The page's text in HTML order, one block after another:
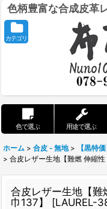
色柄豊富な合成皮革
カテゴリ
色で選ぶ 用途で選ぶ
ホーム > 合皮 - 無地 >
【黒特
> 合皮レザー生地【難燃 伸縮性
合皮レザー生地【難
巾137】
[LAUREL-